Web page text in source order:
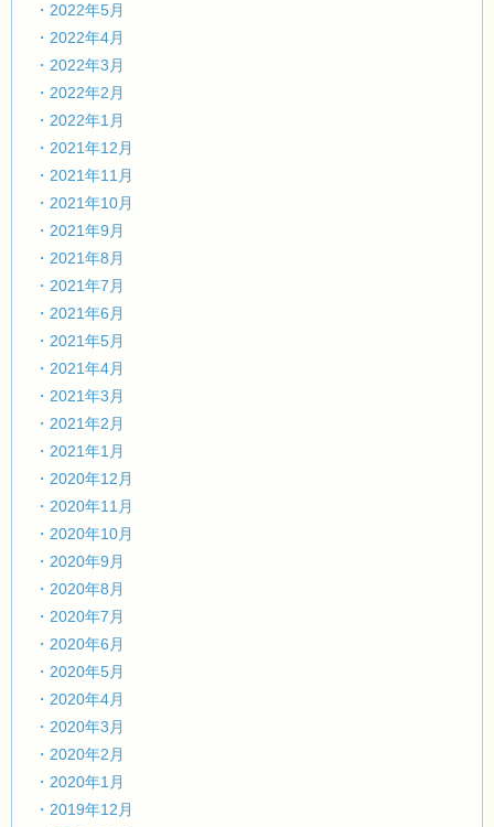
・2022年5月
・2022年4月
・2022年3月
・2022年2月
・2022年1月
・2021年12月
・2021年11月
・2021年10月
・2021年9月
・2021年8月
・2021年7月
・2021年6月
・2021年5月
・2021年4月
・2021年3月
・2021年2月
・2021年1月
・2020年12月
・2020年11月
・2020年10月
・2020年9月
・2020年8月
・2020年7月
・2020年6月
・2020年5月
・2020年4月
・2020年3月
・2020年2月
・2020年1月
・2019年12月